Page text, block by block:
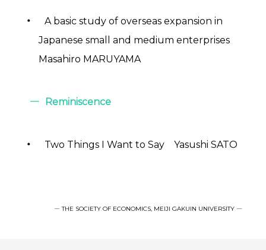
A basic study of overseas expansion in
Japanese small and medium enterprises
Masahiro MARUYAMA
Reminiscence
Two Things I Want to Say Yasushi SATO
― THE SOCIETY OF ECONOMICS, MEIJI GAKUIN UNIVERSITY ―